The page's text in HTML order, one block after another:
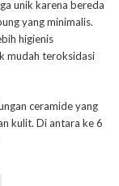
unik karena bereda
yang minimalis.
higienis
mudah teroksidasi
ceramide yang
kulit. Di antara ke 6